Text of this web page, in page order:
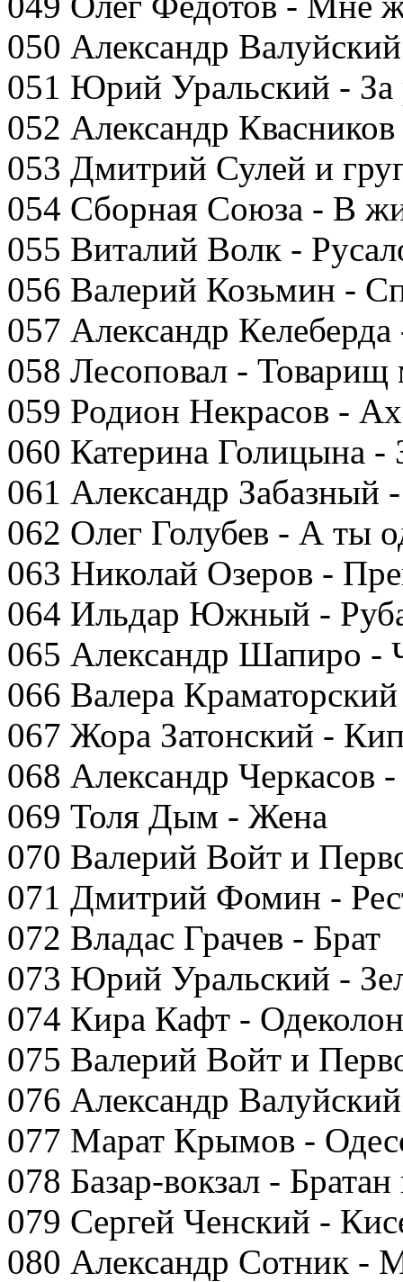
050 Александр
051 Юрий Уральский - За
052 Александр
053 Дмитрий Сулей и
054 Сборная Союза - В
055 Виталий Волк -
056 Валерий Козьмин -
057 Александр
058 Лесоповал - Товарищ
059 Родион Некрасов -
060 Катерина Голицына -
061 Александр Забазный
062 Олег Голубев - А ты
063 Николай Озеров -
064 Ильдар Южный -
065 Александр Шапиро -
066 Валера
067 Жора Затонский -
068 Александр Черкасов
069 Толя Дым - Жена
070 Валерий Войт и
071 Дмитрий Фомин -
072 Владас Грачев - Брат
073 Юрий Уральский -
074 Кира Кафт - Одеколон
075 Валерий Войт и
076 Александр
077 Марат Крымов -
078 Базар-вокзал - Братан
079 Сергей Ченский -
080 Александр Сотник -